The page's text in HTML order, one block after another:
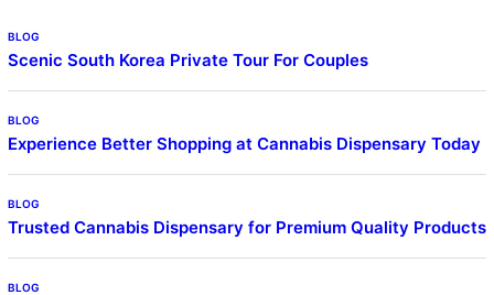
BLOG
Scenic South Korea Private Tour For Couples
BLOG
Experience Better Shopping at Cannabis Dispensary Today
BLOG
Trusted Cannabis Dispensary for Premium Quality Products
BLOG